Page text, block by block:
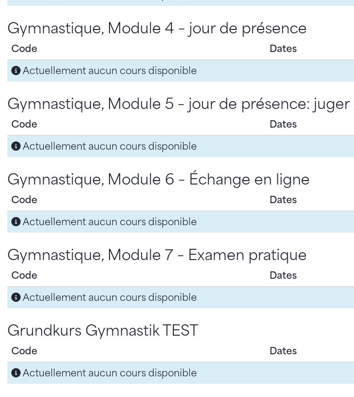
Gymnastique, Module 4 – jour de présence
Code Dates
Actuellement aucun cours disponible
Gymnastique, Module 5 – jour de présence: juger
Code Dates
Actuellement aucun cours disponible
Gymnastique, Module 6 – Échange en ligne
Code Dates
Actuellement aucun cours disponible
Gymnastique, Module 7 – Examen pratique
Code Dates
Actuellement aucun cours disponible
Grundkurs Gymnastik TEST
Code Dates
Actuellement aucun cours disponible